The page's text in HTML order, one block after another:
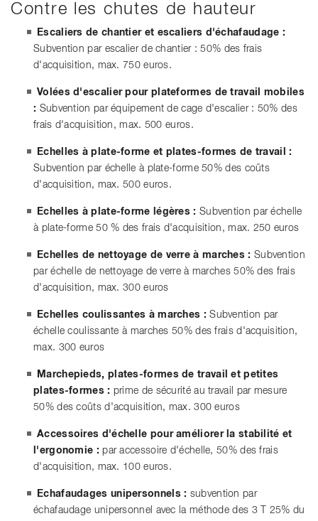
Contre les chutes de hauteur
Escaliers de chantier et escaliers d'échafaudage :
Subvention par escalier de chantier : 50% des frais
d'acquisition, max. 750 euros.
Volées d'escalier pour plateformes de travail mobiles
: Subvention par équipement de cage d'escalier : 50% des
frais d'acquisition, max. 500 euros.
Echelles à plate-forme et plates-formes de travail :
Subvention par échelle à plate-forme 50% des coûts
d'acquisition, max. 500 euros.
Echelles à plate-forme légères : Subvention par échelle
à plate-forme 50 % des frais d'acquisition, max. 250 euros
Echelles de nettoyage de verre à marches : Subvention
par échelle de nettoyage de verre à marches 50% des frais
d'acquisition, max. 300 euros
Echelles coulissantes à marches : Subvention par
échelle coulissante à marches 50% des frais d'acquisition,
max. 300 euros
Marchepieds, plates-formes de travail et petites
plates-formes : prime de sécurité au travail par mesure
50% des coûts d'acquisition, max. 300 euros
Accessoires d'échelle pour améliorer la stabilité et
l'ergonomie : par accessoire d'échelle, 50% des frais
d'acquisition, max. 100 euros.
Echafaudages unipersonnels : subvention par
échafaudage unipersonnel avec la méthode des 3 T 25% du